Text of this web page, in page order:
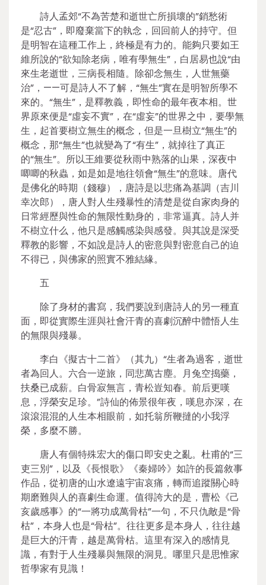
詩人孟郊“不為苦楚和逝世亡所損壞的”銷愁術
是“忍古”，即廢棄當下的執念，回回前人的持守。但
是明智在這種工作上，終極是有力的。能夠只要如王
維所說的“欲知除老病，唯有學無生”，白居易也說“由
來生老逝世，三病長相隨。除卻念無生，人世無藥
治”，——可是詩人不了解，“無生”實在是明智所學不
來的。“無生”，是釋教義，即性命的最年夜本相。世
界原來便是“虛妄不實”，在“虛妄”的世界之中，要學無
生，起首要樹立無生的概念，但是一旦樹立“無生”的
概念，那“無生”也就變為了“有生”，就掉往了真正
的“無生”。所以王維要從秋雨中熟落的山果，深夜中
唧唧的秋蟲，如是如是地往領會“無生”的意味。唐代
是佛化的時期（錢穆），唐詩是以悲痛為基調（吉川
幸次郎），唐人對人生殘暴性的清楚是從自家肉身的
日常經歷與性命的無限性動身的，非常逼真。詩人并
不樹立什么，他只是感觸感染與感發。與其說是深受
釋教的影響，不如說是詩人的密意與對密意自己的迫
不得已，與佛家的照實不雅結緣。
五
除了身材的書寫，我們要說到唐詩人的另一種直
面，即從實際生涯與社會汗青的喜劇沉醉中體悟人生
的無限與殘暴。
李白《擬古十二首》（其九）“生者為過客，逝世
者為回人。六合一逆旅，同悲萬古塵。月兔空搗藥，
扶桑已成薪。白骨寂無言，青松豈知春。前后更嘆
息，浮榮安足珍。”詩仙的佈景很年夜，嘆息亦深，在
滾滾混混的人生本相眼前，如托翁所鞭撻的小我浮
榮，多麼不勝。
唐人有個特殊宏大的傷口即安史之亂。杜甫的“三
吏三別”，以及《長恨歌》《秦婦吟》如許的長篇敘事
作品，從初唐的山水遼遠宇宙哀痛，轉而追蹤關心時
期磨難與人的喜劇生命運。值得誇大的是，曹松《己
亥歲感事》的“一將功成萬骨枯”一句，不只仇敵是“骨
枯”，本身人也是“骨枯”。往往更多是本身人，往往越
是巨大的汗青，越是萬骨枯。這里有深入的感情見
識，有對于人生殘暴與無限的洞見。哪里只是思惟家
哲學家有見識！